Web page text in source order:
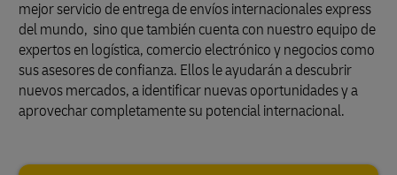
mejor servicio de entrega de envíos internacionales express
del mundo, sino que también cuenta con nuestro equipo de
expertos en logística, comercio electrónico y negocios como
sus asesores de confianza. Ellos le ayudarán a descubrir
nuevos mercados, a identificar nuevas oportunidades y a
aprovechar completamente su potencial internacional.